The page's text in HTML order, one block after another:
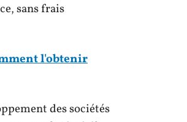
sans frais
l'obtenir
des sociétés